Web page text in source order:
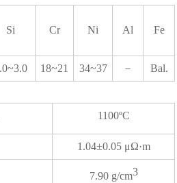
Si
Cr Ni Al
Fe
18~21 34~37 － Bal.
1100ºC
1.04±0.05 μΩ·m
7.90 g/cm3